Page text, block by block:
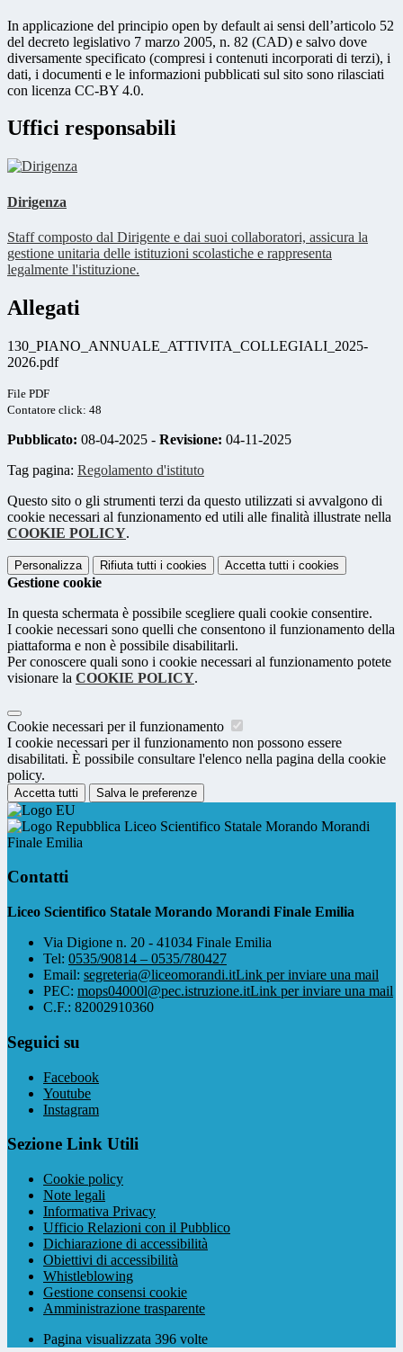
In applicazione del principio open by default ai sensi dell’articolo 52
del decreto legislativo 7 marzo 2005, n. 82 (CAD) e salvo dove
diversamente specificato (compresi i contenuti incorporati di terzi), i
dati, i documenti e le informazioni pubblicati sul sito sono rilasciati
con licenza CC-BY 4.0.
Uffici responsabili
Dirigenza
Staff composto dal Dirigente e dai suoi collaboratori, assicura la
gestione unitaria delle istituzioni scolastiche e rappresenta
legalmente l'istituzione.
Allegati
130_PIANO_ANNUALE_ATTIVITA_COLLEGIALI_2025-
2026.pdf
File PDF
Contatore click: 48
Pubblicato: 08-04-2025 - Revisione: 04-11-2025
Tag pagina: Regolamento d'istituto
Questo sito o gli strumenti terzi da questo utilizzati si avvalgono di
cookie necessari al funzionamento ed utili alle finalità illustrate nella
COOKIE POLICY.
Personalizza Rifiuta tutti i cookies Accetta tutti i cookies
Gestione cookie
In questa schermata è possibile scegliere quali cookie consentire.
I cookie necessari sono quelli che consentono il funzionamento della
piattaforma e non è possibile disabilitarli.
Per conoscere quali sono i cookie necessari al funzionamento potete
visionare la COOKIE POLICY.
Cookie necessari per il funzionamento
I cookie necessari per il funzionamento non possono essere
disabilitati. È possibile consultare l'elenco nella pagina della cookie
policy.
Accetta tutti Salva le preferenze
Liceo Scientifico Statale Morando Morandi
Finale Emilia
Contatti
Liceo Scientifico Statale Morando Morandi Finale Emilia
Via Digione n. 20 - 41034 Finale Emilia
Tel: 0535/90814 – 0535/780427
Email: segreteria@liceomorandi.itLink per inviare una mail
PEC: mops04000l@pec.istruzione.itLink per inviare una mail
C.F.: 82002910360
Seguici su
Facebook
Youtube
Instagram
Sezione Link Utili
Cookie policy
Note legali
Informativa Privacy
Ufficio Relazioni con il Pubblico
Dichiarazione di accessibilità
Obiettivi di accessibilità
Whistleblowing
Gestione consensi cookie
Amministrazione trasparente
Pagina visualizzata 396 volte